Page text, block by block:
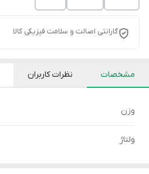
گارانتی اصالت و سلامت فیزیکی کالا
مشخصات نظرات کاربران
وزن
ولتاژ